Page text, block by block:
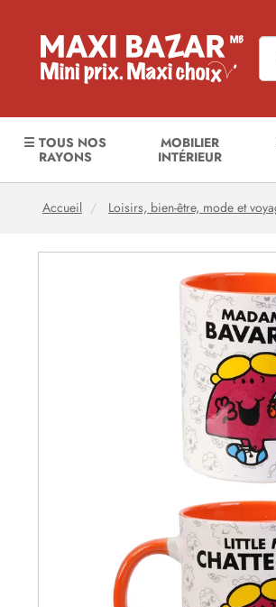
☰ TOUS NOS
RAYONS
MOBILIER
INTÉRIEUR
Accueil Loisirs, bien-être, mode et